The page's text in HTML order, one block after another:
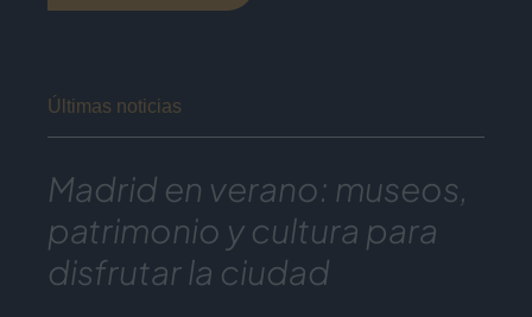
Últimas noticias
Madrid en verano: museos,
patrimonio y cultura para
disfrutar la ciudad